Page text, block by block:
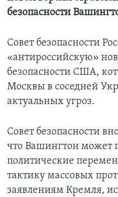
безопасности
Совет безопасности
«антироссийскую»
безопасности США,
Москвы в соседней
актуальных угроз.
Совет безопасности
что Вашингтон может
политические
тактику массовых
заявлениям Кремля,